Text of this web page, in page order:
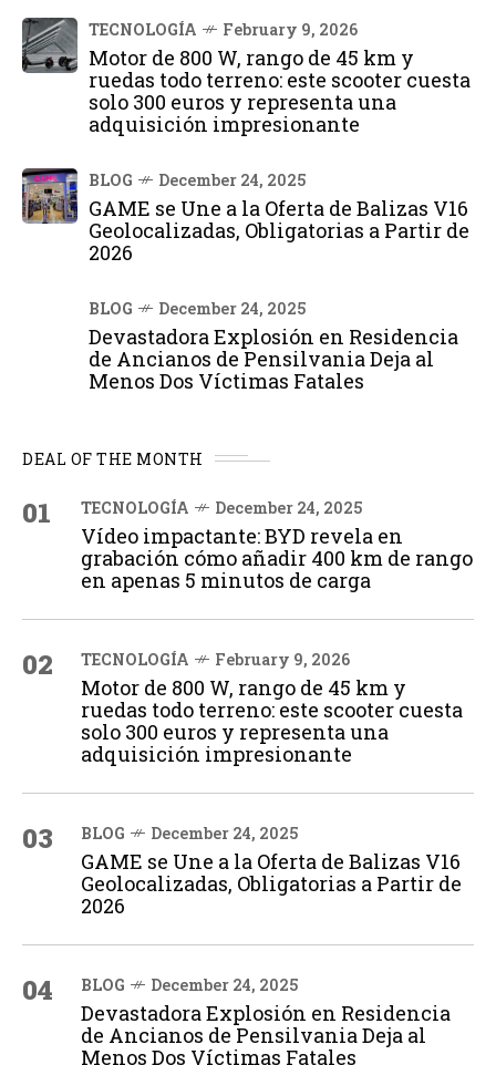
TECNOLOGÍA February 9, 2026
Motor de 800 W, rango de 45 km y
ruedas todo terreno: este scooter cuesta
solo 300 euros y representa una
adquisición impresionante
BLOG December 24, 2025
GAME se Une a la Oferta de Balizas V16
Geolocalizadas, Obligatorias a Partir de
2026
BLOG December 24, 2025
Devastadora Explosión en Residencia
de Ancianos de Pensilvania Deja al
Menos Dos Víctimas Fatales
DEAL OF THE MONTH
01 TECNOLOGÍA December 24, 2025
Vídeo impactante: BYD revela en
grabación cómo añadir 400 km de rango
en apenas 5 minutos de carga
02 TECNOLOGÍA February 9, 2026
Motor de 800 W, rango de 45 km y
ruedas todo terreno: este scooter cuesta
solo 300 euros y representa una
adquisición impresionante
03 BLOG December 24, 2025
GAME se Une a la Oferta de Balizas V16
Geolocalizadas, Obligatorias a Partir de
2026
04 BLOG December 24, 2025
Devastadora Explosión en Residencia
de Ancianos de Pensilvania Deja al
Menos Dos Víctimas Fatales